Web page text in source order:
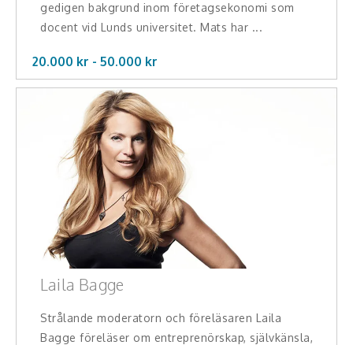
Middagsunderhållning
Musiker
Something a Little Different
Underhållning
Affärsnytta
Effektivitet, framgång
Framtid, trender
Försäljning, marknadsföring, service,
Förändring, organisation,
gedigen bakgrund inom företagsekonomi som
docent vid Lunds universitet. Mats har ...
20.000 kr - 50.000 kr
Laila Bagge
Strålande moderatorn och föreläsaren Laila
Bagge föreläser om entreprenörskap, självkänsla,